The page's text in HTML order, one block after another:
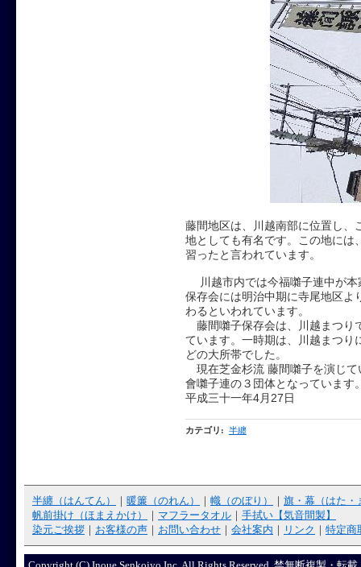
藤間地区は、川越南部に位置し、
地としても有名です。この地には
習ったと言われています。
川越市内では今福囃子連中が
保存会には明治中期に寺尾地区よ
わるといわれています。
藤間囃子保存会は、川越まつり
ています。一時期は、川越まつ
どの大所帯でした。
現在芝金杉流 藤間囃子を演じて
會囃子連の３団体となっています
平成三十一年4月27日
カテゴリ : 半纏
半纏（はんてん） ｜ 暖簾（のれん） ｜ 幟（のぼり） ｜ 旗・幕（はた・
帆前掛け（ほまえかけ）
｜ マフラータオル ｜ 手拭い【気音間製】
染元ご挨拶 ｜ お客様の声 ｜ お問い合わせ ｜ 会社案内 ｜ リンク ｜ 特定商